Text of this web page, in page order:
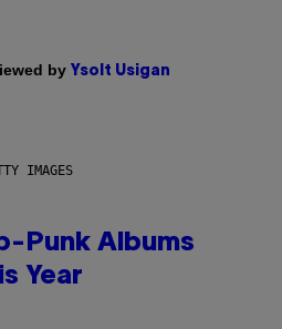
by Ysolt Usigan
IMAGES
Punk Albums
Year